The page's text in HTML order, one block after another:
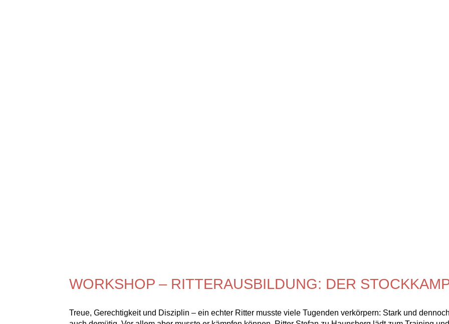
WORKSHOP – RITTERAUSBILDUNG: DER
Treue, Gerechtigkeit und Disziplin – ein echter Ritter musste viele Tugenden verkörpern: Stark und